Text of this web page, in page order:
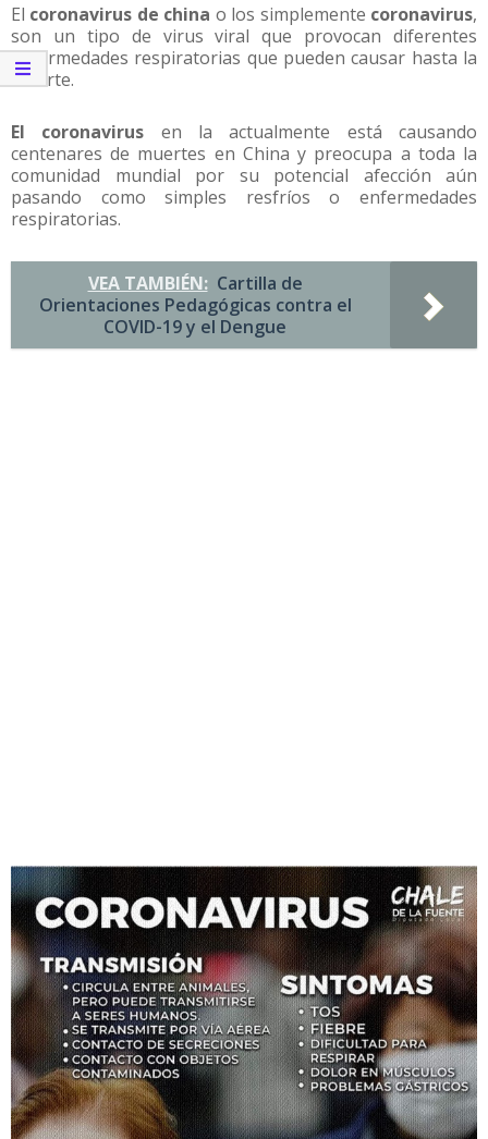
El coronavirus de china o los simplemente coronavirus,
son un tipo de virus viral que provocan diferentes
enfermedades respiratorias que pueden causar hasta la
muerte.
El coronavirus en la actualmente está causando
centenares de muertes en China y preocupa a toda la
comunidad mundial por su potencial afección aún
pasando como simples resfríos o enfermedades
respiratorias.
VEA TAMBIÉN: Cartilla de
Orientaciones Pedagógicas contra el
COVID-19 y el Dengue